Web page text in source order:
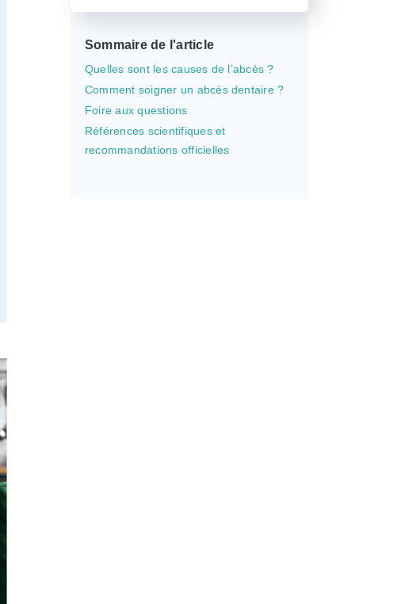
Sommaire de l'article
Quelles sont les causes de l’abcès ?
Comment soigner un abcès dentaire ?
Foire aux questions
Références scientifiques et
recommandations officielles